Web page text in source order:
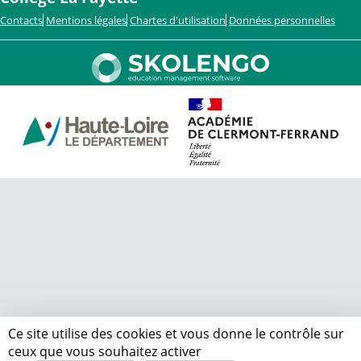
Contacts Mentions légales Chartes d'utilisation Données personnelles
Ce site utilise des cookies et vous donne le contrôle sur
ceux que vous souhaitez activer